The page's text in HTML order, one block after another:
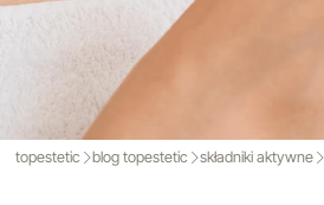
topestetic blog topestetic składniki aktywne